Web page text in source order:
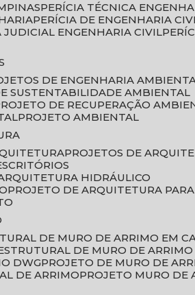
PERÍCIA TÉCNICA
PERÍCIA DE ENGENHARIA
JUDICIAL ENGENHARIA CIVIL
DE ENGENHARIA
SUSTENTABILIDADE AMBIENTAL
PROJETO DE RECUPERAÇÃO
PROJETO AMBIENTAL
PROJETOS DE
HIDRÁULICO
PROJETO DE ARQUITETURA
DE MURO DE ARRIMO EM
ESTRUTURAL DE MURO DE
DWG
PROJETO DE MURO DE
DE ARRIMO
PROJETO MURO DE